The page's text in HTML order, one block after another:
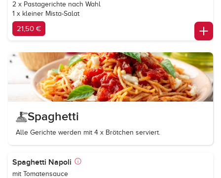
2 x Pastagerichte nach Wahl
1 x kleiner Mista-Salat
21,50 €
Spaghetti
Alle Gerichte werden mit 4 x Brötchen serviert.
Spaghetti Napoli
mit Tomatensauce